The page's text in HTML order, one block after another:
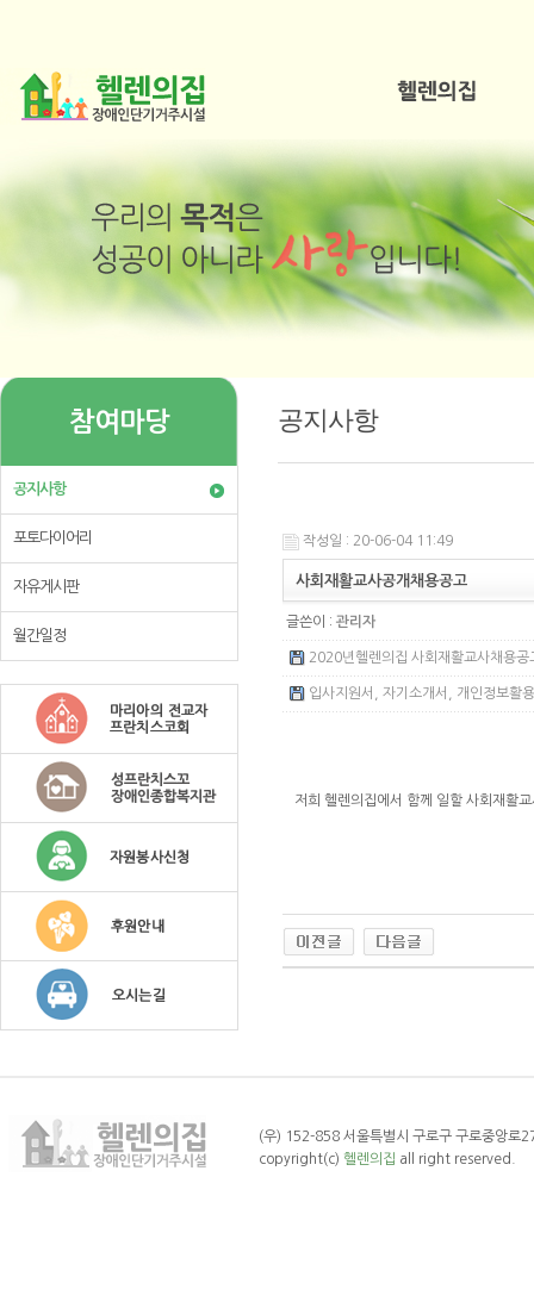
참여마당
공지사항
포토다이어리
자유게시판
월간일정
공지사항
작성일 : 20-06-04 11:49
사회재활교사공개채용공고
글쓴이 : 관리자
2020년헬렌의집 사회재활교사채용
입사지원서, 자기소개서, 개인정보활
저희 헬렌의집에서 함께 일할 사회재활
(우) 152-858 서울특별시 구로구 구로중
copyright(c) 헬렌의집 all right reserved.